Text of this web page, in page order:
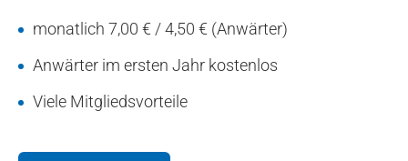
monatlich 7,00 € / 4,50 € (Anwärter)
Anwärter im ersten Jahr kostenlos
Viele Mitgliedsvorteile